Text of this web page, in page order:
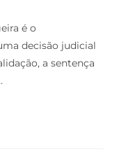
é o
decisão judicial
a sentença